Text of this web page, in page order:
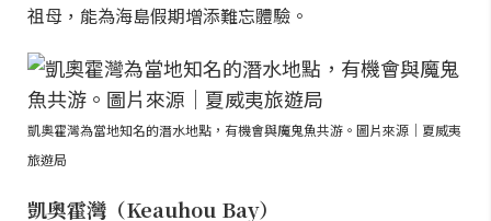
祖母，能為海島假期增添難忘體驗。
凱奧霍灣為當地知名的潛水地點，有機會與魔鬼魚共游。圖片來源｜夏威夷
旅遊局
凱奧霍灣（Keauhou Bay）